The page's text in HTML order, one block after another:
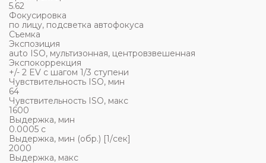
5.62
Фокусировка
по лицу, подсветка автофокуса
Съемка
Экспозиция
auto ISO, мультизонная, центровзвешенная
Экспокоррекция
+/- 2 EV с шагом 1/3 ступени
Чувствительность ISO, мин
64
Чувствительность ISO, макс
1600
Выдержка, мин
0.0005 c
Выдержка, мин (обр.) [1/сек]
2000
Выдержка, макс